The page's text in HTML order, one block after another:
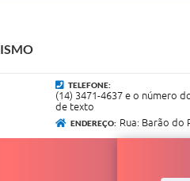
TELEFONE:
(14) 3471-4637 e o número
de texto
ENDEREÇO: Rua: Barão do